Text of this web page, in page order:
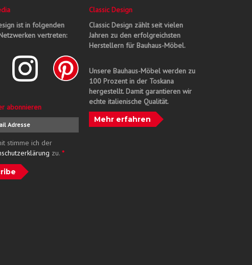
ist in folgenden
vertreten:
abonnieren
stimme ich der
zu. *
Classic Design
Classic Design zählt seit vielen
Jahren zu den erfolgreichsten
Herstellern für Bauhaus-Möbel.
Unsere Bauhaus-Möbel werden zu
100 Prozent in der Toskana
hergestellt. Damit garantieren wir
echte italienische Qualität.
Mehr erfahren